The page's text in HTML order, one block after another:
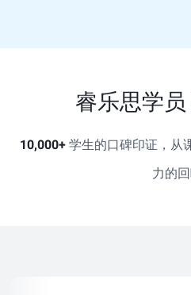
睿乐思学员
10,000+ 学生的口碑印证，从
力的